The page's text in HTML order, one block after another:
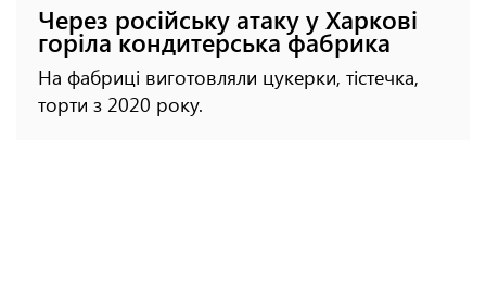
Через російську атаку у Харкові
горіла кондитерська фабрика
На фабриці виготовляли цукерки, тістечка,
торти з 2020 року.